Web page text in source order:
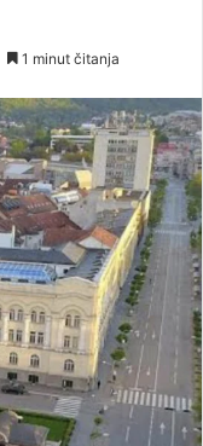
1 minut čitanja